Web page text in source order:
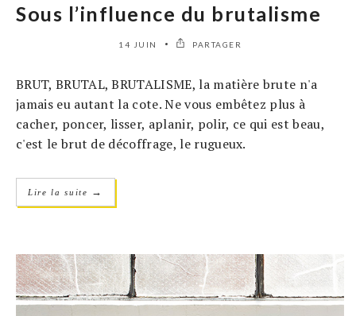
Sous l’influence du brutalisme
14 JUIN PARTAGER
BRUT, BRUTAL, BRUTALISME, la matière brute n'a
jamais eu autant la cote. Ne vous embêtez plus à
cacher, poncer, lisser, aplanir, polir, ce qui est beau,
c'est le brut de décoffrage, le rugueux.
Lire la suite →